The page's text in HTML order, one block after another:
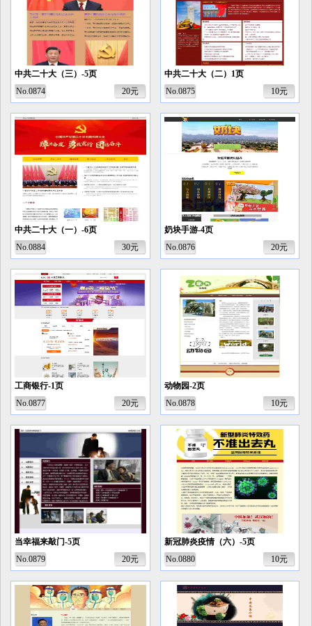
中共二十大（三）-5页
No.0874
20元
中共二十大（二）1页
No.0875
10元
中共二十大（一）-6页
No.0884
30元
奶块手游-4页
No.0876
20元
工商银行-1页
No.0877
20元
动物园-2页
No.0878
10元
当幸福来敲门-5页
No.0879
20元
新冠肺炎疫情（六）-5页
No.0880
10元